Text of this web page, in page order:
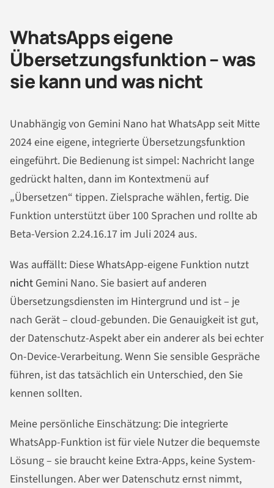
WhatsApps eigene
Übersetzungsfunktion – was
sie kann und was nicht
Unabhängig von Gemini Nano hat WhatsApp seit Mitte
2024 eine eigene, integrierte Übersetzungsfunktion
eingeführt. Die Bedienung ist simpel: Nachricht lange
gedrückt halten, dann im Kontextmenü auf
„Übersetzen“ tippen. Zielsprache wählen, fertig. Die
Funktion unterstützt über 100 Sprachen und rollte ab
Beta-Version 2.24.16.17 im Juli 2024 aus.
Was auffällt: Diese WhatsApp-eigene Funktion nutzt
nicht Gemini Nano. Sie basiert auf anderen
Übersetzungsdiensten im Hintergrund und ist – je
nach Gerät – cloud-gebunden. Die Genauigkeit ist gut,
der Datenschutz-Aspekt aber ein anderer als bei echter
On-Device-Verarbeitung. Wenn Sie sensible Gespräche
führen, ist das tatsächlich ein Unterschied, den Sie
kennen sollten.
Meine persönliche Einschätzung: Die integrierte
WhatsApp-Funktion ist für viele Nutzer die bequemste
Lösung – sie braucht keine Extra-Apps, keine System-
Einstellungen. Aber wer Datenschutz ernst nimmt,